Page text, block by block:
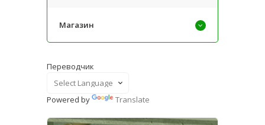
Магазин
Переводчик
Powered by Translate